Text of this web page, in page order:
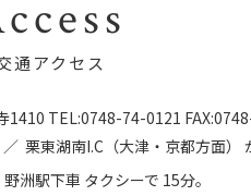
通アクセス
1410 TEL:0748-74-0121
栗東湖南I.C（大津・京都方面）
野洲駅下車 タクシーで 15分。